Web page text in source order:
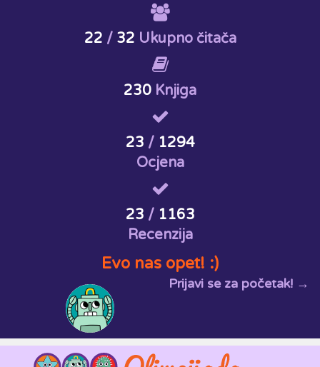
22 / 32 Ukupno čitača
230 Knjiga
23 / 1294
Ocjena
23 / 1163
Recenzija
Evo nas opet! :)
Prijavi se za početak! →